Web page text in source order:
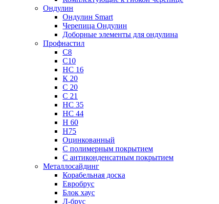
Ондулин
Ондулин Smart
Черепица Ондулин
Доборные элементы для ондулина
Профнастил
С8
С10
НС 16
К 20
С 20
С 21
НС 35
НС 44
Н 60
Н75
Оцинкованный
С полимерным покрытием
С антиконденсатным покрытием
Металлосайдинг
Корабельная доска
Евробрус
Блок хаус
Л-брус